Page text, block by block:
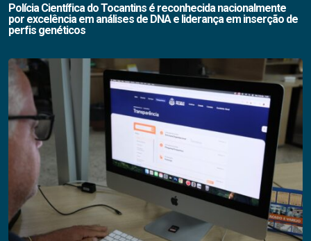
Polícia Científica do Tocantins é reconhecida nacionalmente
por excelência em análises de DNA e liderança em inserção de
perfis genéticos